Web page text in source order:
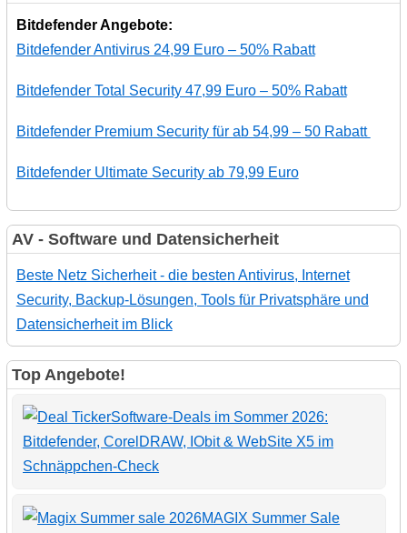
Bitdefender Angebote:
Bitdefender Antivirus 24,99 Euro – 50% Rabatt
Bitdefender Total Security 47,99 Euro – 50% Rabatt
Bitdefender Premium Security für ab 54,99 – 50 Rabatt
Bitdefender Ultimate Security ab 79,99 Euro
AV - Software und Datensicherheit
Beste Netz Sicherheit - die besten Antivirus, Internet
Security, Backup-Lösungen, Tools für Privatsphäre und
Datensicherheit im Blick
Top Angebote!
Software-Deals im Sommer 2026:
Bitdefender, CorelDRAW, IObit & WebSite X5 im
Schnäppchen-Check
MAGIX Summer Sale